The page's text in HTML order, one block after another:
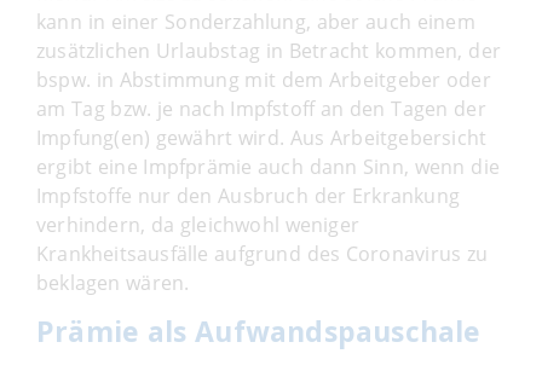
kann in einer Sonderzahlung, aber auch einem
zusätzlichen Urlaubstag in Betracht kommen, der
bspw. in Abstimmung mit dem Arbeitgeber oder
am Tag bzw. je nach Impfstoff an den Tagen der
Impfung(en) gewährt wird. Aus Arbeitgebersicht
ergibt eine Impfprämie auch dann Sinn, wenn die
Impfstoffe nur den Ausbruch der Erkrankung
verhindern, da gleichwohl weniger
Krankheitsausfälle aufgrund des Coronavirus zu
beklagen wären.
Prämie als Aufwandspauschale